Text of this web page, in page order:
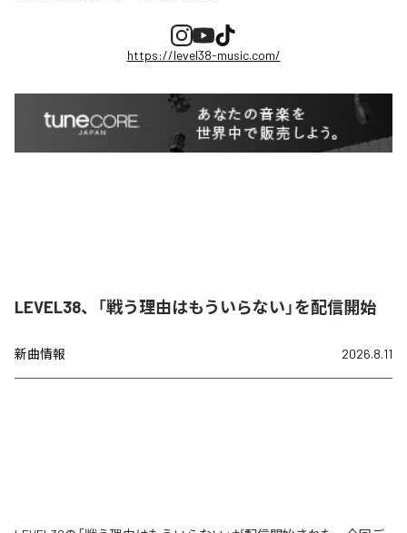
https://level38-music.com/
LEVEL38、「戦う理由はもういらない」を配信開始
新曲情報 2026.8.11